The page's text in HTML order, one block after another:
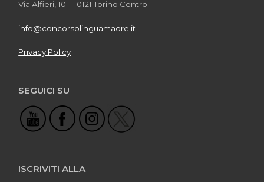
Via Alfieri, 10 – 10121 Torino Centro
info@concorsolinguamadre.it
Privacy Policy
SEGUICI SU
ISCRIVITI ALLA